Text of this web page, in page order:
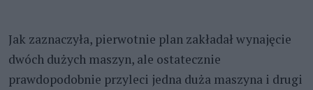
Jak zaznaczyła, pierwotnie plan zakładał wynajęcie
dwóch dużych maszyn, ale ostatecznie
prawdopodobnie przyleci jedna duża maszyna i drugi